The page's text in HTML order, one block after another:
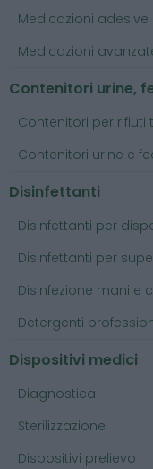
Medicazioni adesive
Medicazioni
Contenitori urine,
Contenitori per rifiuti
Contenitori urine e
Disinfettanti
Disinfettanti per
Disinfettanti per
Disinfezione mani e
Detergenti
Dispositivi medici
Diagnostica
Sterilizzazione
Dispositivi prelievo